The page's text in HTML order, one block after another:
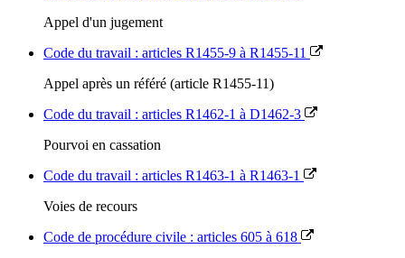
Appel d'un jugement
Code du travail : articles R1455-9 à R1455-11
Appel après un référé (article R1455-11)
Code du travail : articles R1462-1 à D1462-3
Pourvoi en cassation
Code du travail : articles R1463-1 à R1463-1
Voies de recours
Code de procédure civile : articles 605 à 618